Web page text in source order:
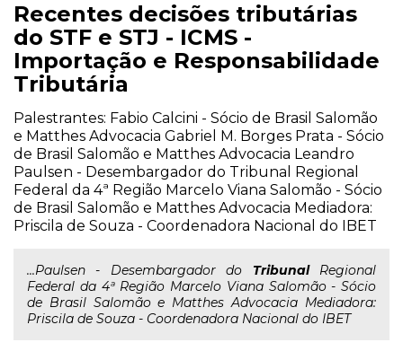
Recentes decisões tributárias
do STF e STJ - ICMS -
Importação e Responsabilidade
Tributária
Palestrantes: Fabio Calcini - Sócio de Brasil Salomão
e Matthes Advocacia Gabriel M. Borges Prata - Sócio
de Brasil Salomão e Matthes Advocacia Leandro
Paulsen - Desembargador do Tribunal Regional
Federal da 4ª Região Marcelo Viana Salomão - Sócio
de Brasil Salomão e Matthes Advocacia Mediadora:
Priscila de Souza - Coordenadora Nacional do IBET
...Paulsen - Desembargador do TribunalRegional
Federal da 4ª Região Marcelo Viana Salomão - Sócio
de Brasil Salomão e Matthes Advocacia Mediadora:
Priscila de Souza - Coordenadora Nacional do IBET